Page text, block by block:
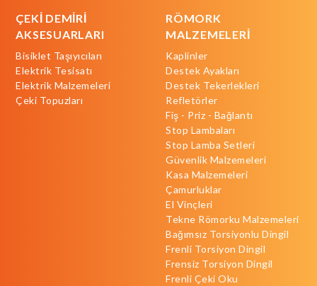
ÇEKİ DEMİRİ
AKSESUARLARI
Bisiklet Taşıyıcıları
Elektrik Tesisatı
Elektrik Malzemeleri
Çeki Topuzları
RÖMORK
MALZEMELERİ
Kaplinler
Destek Ayakları
Destek Tekerlekleri
Refletörler
Fiş - Priz - Bağlantı
Stop Lambaları
Stop Lamba Setleri
Güvenlik Malzemeleri
Kasa Malzemeleri
Çamurluklar
El Vinçleri
Tekne Römorku Malzemeleri
Bağımsız Torsiyonlu Dingil
Frenli Torsiyon Dingil
Frensiz Torsiyon Dingil
Frenli Çeki Oku